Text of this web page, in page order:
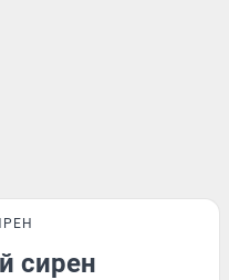
сирен